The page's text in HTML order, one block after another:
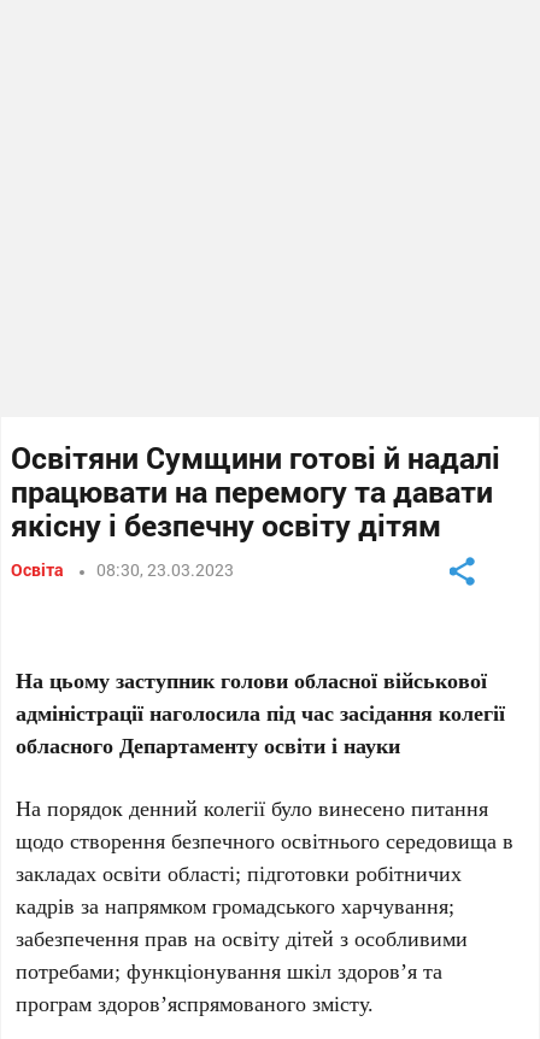
Освітяни Сумщини готові й надалі
працювати на перемогу та давати
якісну і безпечну освіту дітям
Освіта 08:30, 23.03.2023
На цьому заступник голови обласної військової
адміністрації наголосила під час засідання колегії
обласного Департаменту освіти і науки
На порядок денний колегії було винесено питання
щодо створення безпечного освітнього середовища в
закладах освіти області; підготовки робітничих
кадрів за напрямком громадського харчування;
забезпечення прав на освіту дітей з особливими
потребами; функціонування шкіл здоров’я та
програм здоров’яспрямованого змісту.